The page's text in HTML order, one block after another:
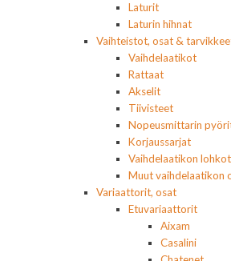
Laturit
Laturin hihnat
Vaihteistot, osat &
Vaihdelaatikot
Rattaat
Akselit
Tiivisteet
Nopeusmittarin
Korjaussarjat
Vaihdelaatikon lohkot
Muut vaihdelaatikon
Variaattorit, osat
Etuvariaattorit
Aixam
Casalini